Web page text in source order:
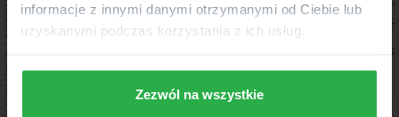
informacje z innymi danymi otrzymanymi od Ciebie lub
uzyskanymi podczas korzystania z ich usług.
Zezwól na wszystkie